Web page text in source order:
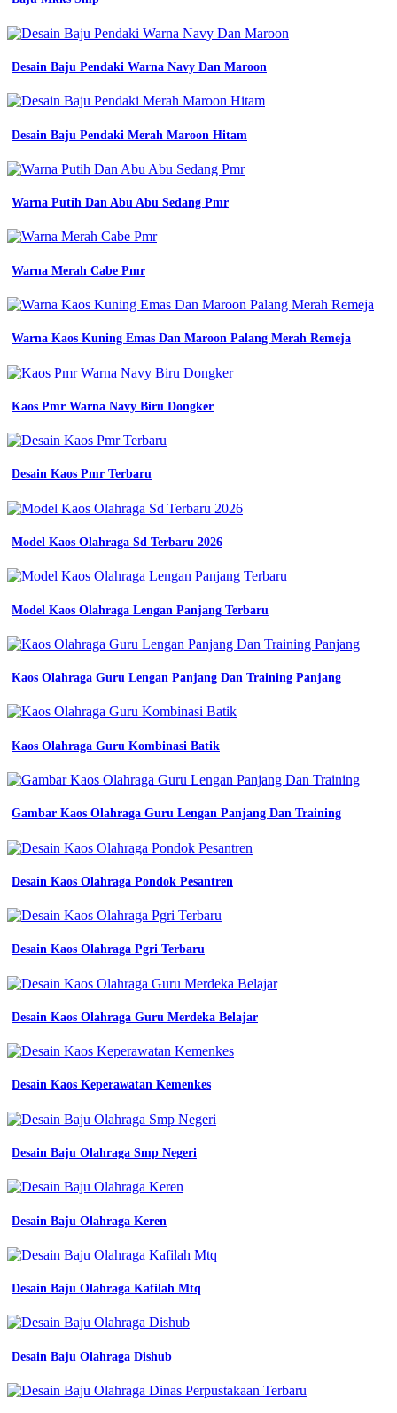
panjang
siswa
siswi
katun
baju
wearpack
baju
seragam
smk
Dan
Pdl
Apa
Bedanya
Download
Baju
-
Biru
-
Jersey
Merpati
Keren
-
Baju
Mentahan
-
Ut
-
Almet
Gambar
Kaos
Berkerah
Apa
Almamater
-
Almamater
-
Listrik
Kerja
-
Gambar
Pdh
Polos
Jersey
Merah
Jersey
Madrid
Tosca
Batik
2
Tegal
Logo
1
Desain Baju Pendaki Warna Navy Dan Maroon
Desain Baju Pendaki Merah Maroon Hitam
Warna Putih Dan Abu Abu Sedang Pmr
Warna Merah Cabe Pmr
Warna Kaos Kuning Emas Dan Maroon Palang Merah Remeja
Kaos Pmr Warna Navy Biru Dongker
Desain Kaos Pmr Terbaru
Model Kaos Olahraga Sd Terbaru 2026
Model Kaos Olahraga Lengan Panjang Terbaru
Kaos Olahraga Guru Lengan Panjang Dan Training Panjang
Kaos Olahraga Guru Kombinasi Batik
Gambar Kaos Olahraga Guru Lengan Panjang Dan Training
Desain Kaos Olahraga Pondok Pesantren
Desain Kaos Olahraga Pgri Terbaru
Desain Kaos Olahraga Guru Merdeka Belajar
Desain Kaos Keperawatan Kemenkes
Desain Baju Olahraga Smp Negeri
Desain Baju Olahraga Keren
Desain Baju Olahraga Kafilah Mtq
Desain Baju Olahraga Dishub